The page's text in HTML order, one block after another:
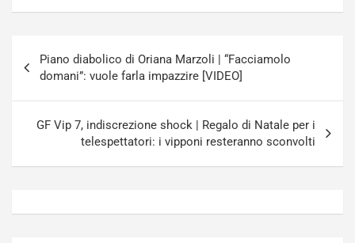
articoli
Piano diabolico di Oriana Marzoli | “Facciamolo
domani”: vuole farla impazzire [VIDEO]
GF Vip 7, indiscrezione shock | Regalo di Natale per i
telespettatori: i vipponi resteranno sconvolti